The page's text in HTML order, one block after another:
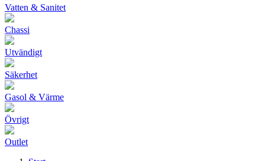
Vatten & Sanitet
Chassi
Utvändigt
Säkerhet
Gasol & Värme
Övrigt
Outlet